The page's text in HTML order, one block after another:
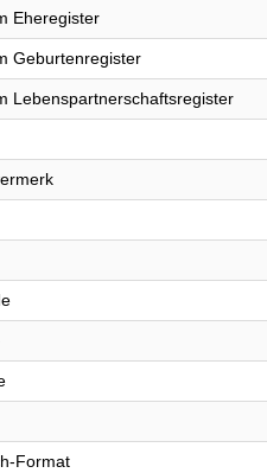
Eheregister
Geburtenregister
Lebenspartnerschaftsregister
Format